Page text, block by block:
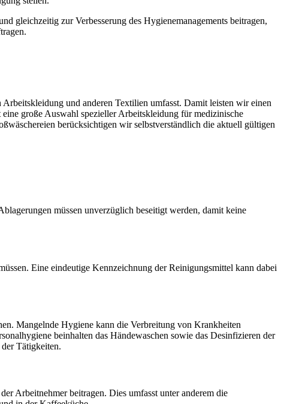
gleichzeitig zur Verbesserung des Hygienemanagements beitragen,
und anderen Textilien umfasst. Damit leisten wir einen
große Auswahl spezieller Arbeitskleidung für medizinische
berücksichtigen wir selbstverständlich die aktuell gültigen
müssen unverzüglich beseitigt werden, damit keine
Eine eindeutige Kennzeichnung der Reinigungsmittel kann dabei
Mangelnde Hygiene kann die Verbreitung von Krankheiten
beinhalten das Händewaschen sowie das Desinfizieren der
Tätigkeiten.
Arbeitnehmer beitragen. Dies umfasst unter anderem die